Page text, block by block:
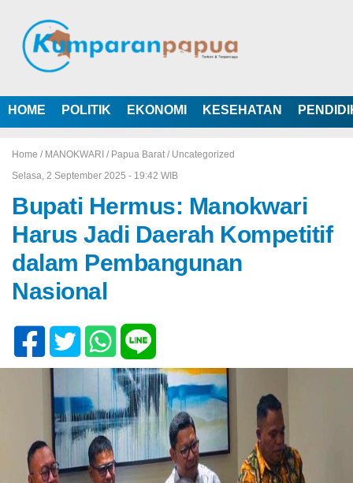
HOME POLITIK EKONOMI KESEHATAN
Home / MANOKWARI / Papua Barat / Uncategorized
Selasa, 2 September 2025 - 19:42 WIB
Bupati Hermus: Manokwari
Harus Jadi Daerah Kompetitif
dalam Pembangunan
Nasional